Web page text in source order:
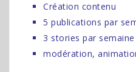
Création contenu
5 publications par
3 stories par semaine
modération,